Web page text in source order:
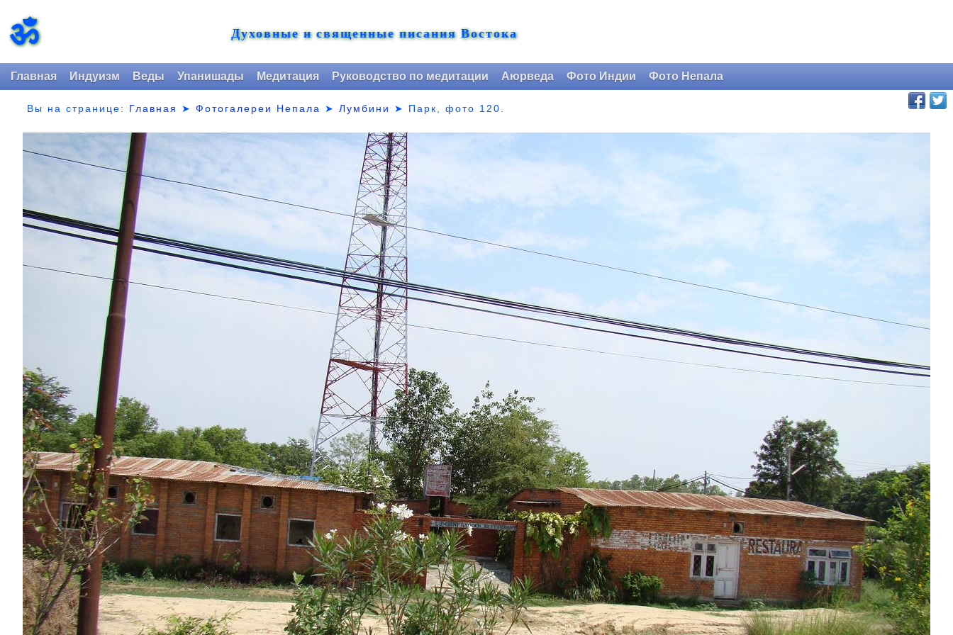
ॐ Духовные и священные писания Востока
Главная Индуизм Веды Упанишады Медитация Руководство по медитации Аюрведа Фото Индии Фото Непала
Вы на странице: Главная ➤Фотогалереи Непала ➤Лумбини ➤ Парк,фото 120.